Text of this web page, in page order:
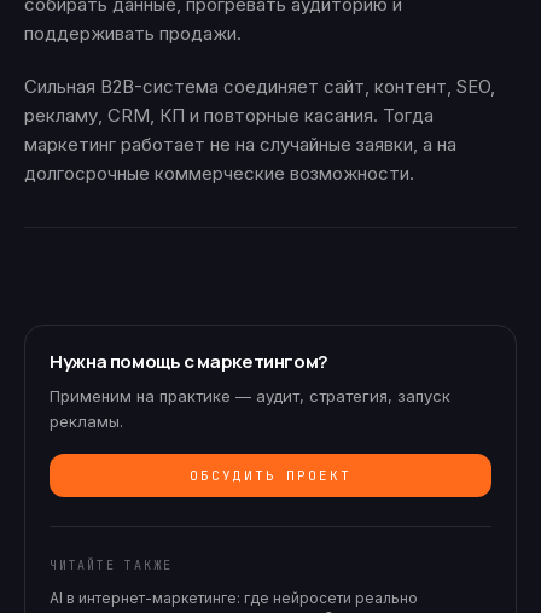
собирать данные, прогревать аудиторию и
поддерживать продажи.
Сильная B2B-система соединяет сайт, контент, SEO,
рекламу, CRM, КП и повторные касания. Тогда
маркетинг работает не на случайные заявки, а на
долгосрочные коммерческие возможности.
Нужна помощь с маркетингом?
Применим на практике — аудит, стратегия, запуск
рекламы.
ОБСУДИТЬ ПРОЕКТ
ЧИТАЙТЕ ТАКЖЕ
AI в интернет-маркетинге: где нейросети реально